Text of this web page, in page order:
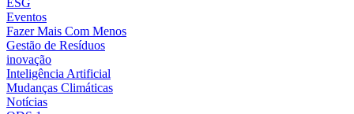
ESG
Eventos
Fazer Mais Com Menos
Gestão de Resíduos
inovação
Inteligência Artificial
Mudanças Climáticas
Notícias